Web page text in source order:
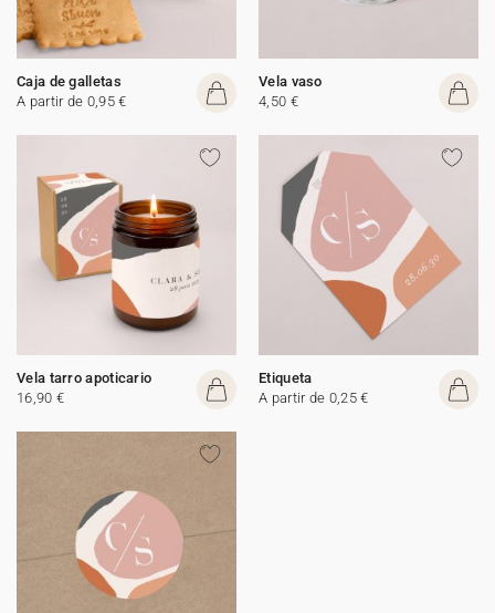
Caja de galletas
A partir de 0,95 €
Vela vaso
4,50 €
Vela tarro apoticario
16,90 €
Etiqueta
A partir de 0,25 €